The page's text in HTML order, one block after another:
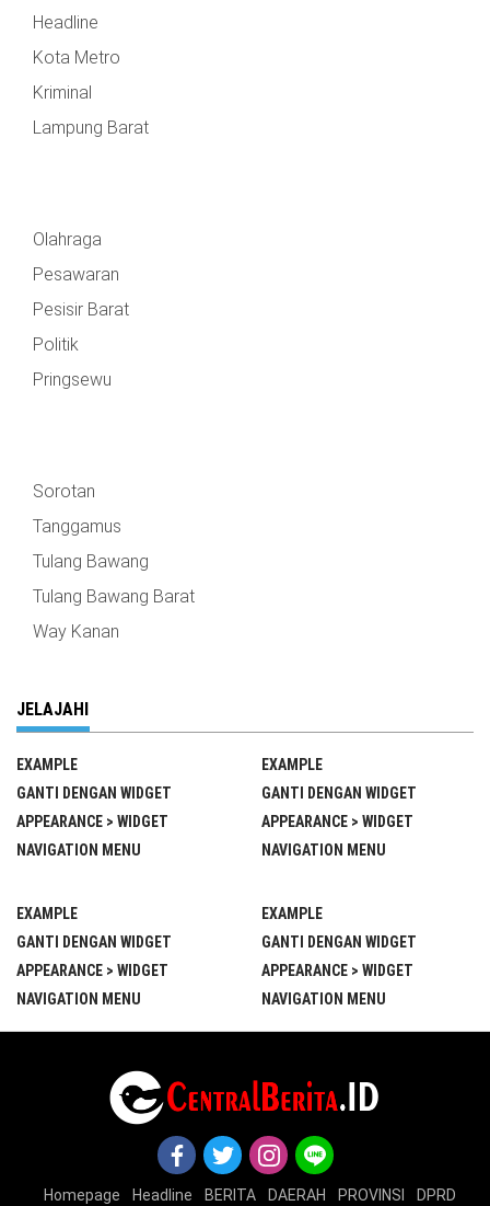
Headline
Kota Metro
Kriminal
Lampung Barat
Olahraga
Pesawaran
Pesisir Barat
Politik
Pringsewu
Sorotan
Tanggamus
Tulang Bawang
Tulang Bawang Barat
Way Kanan
JELAJAHI
EXAMPLE
GANTI DENGAN WIDGET
APPEARANCE > WIDGET
NAVIGATION MENU
EXAMPLE
GANTI DENGAN WIDGET
APPEARANCE > WIDGET
NAVIGATION MENU
EXAMPLE
GANTI DENGAN WIDGET
APPEARANCE > WIDGET
NAVIGATION MENU
EXAMPLE
GANTI DENGAN WIDGET
APPEARANCE > WIDGET
NAVIGATION MENU
Homepage Headline BERITA DAERAH PROVINSI DPRD